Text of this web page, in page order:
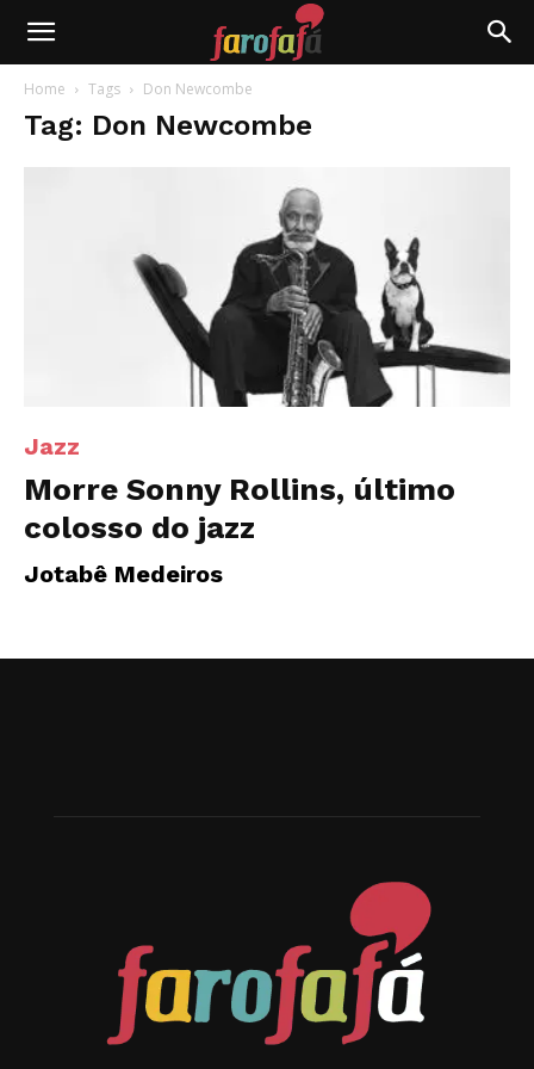
Farofafá
Home Tags Don Newcombe
Tag: Don Newcombe
Jazz
Morre Sonny Rollins, último
colosso do jazz
Jotabê Medeiros